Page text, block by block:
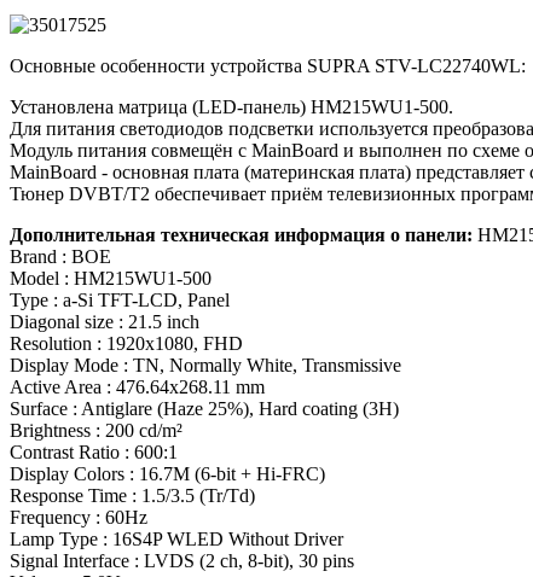
Основные особенности устройства SUPRA STV-LC22740WL:
Установлена матрица (LED-панель) HM215WU1-500.
Для питания светодиодов подсветки используется
Модуль питания совмещён с MainBoard и выполнен по схеме
MainBoard - основная плата (материнская плата)
Тюнер DVBT/T2 обеспечивает приём телевизионных
Дополнительная техническая информация о панели:
Brand : BOE
Model : HM215WU1-500
Type : a-Si TFT-LCD, Panel
Diagonal size : 21.5 inch
Resolution : 1920x1080, FHD
Display Mode : TN, Normally White, Transmissive
Active Area : 476.64x268.11 mm
Surface : Antiglare (Haze 25%), Hard coating (3H)
Brightness : 200 cd/m²
Contrast Ratio : 600:1
Display Colors : 16.7M (6-bit + Hi-FRC)
Response Time : 1.5/3.5 (Tr/Td)
Frequency : 60Hz
Lamp Type : 16S4P WLED Without Driver
Signal Interface : LVDS (2 ch, 8-bit), 30 pins